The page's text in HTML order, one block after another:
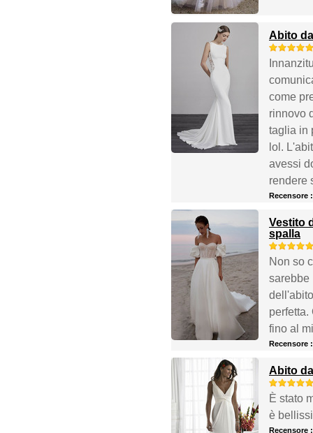
Abito
come
rinnovo
taglia in
lol.
avessi
rendere
Recensore
Vestito
spalla
Non so
sarebbe
perfetta.
fino al
Recensore
Abito
È stato
è
Recensore